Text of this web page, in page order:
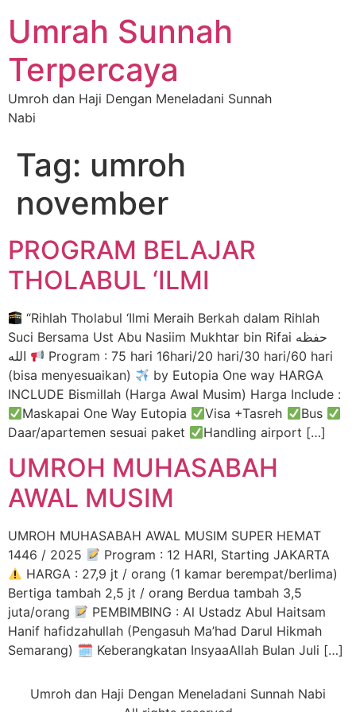
Umrah Sunnah
Terpercaya
Umroh dan Haji Dengan Meneladani Sunnah
Nabi
Tag: umroh
november
PROGRAM BELAJAR
THOLABUL ‘ILMI
“Rihlah Tholabul ‘Ilmi Meraih Berkah dalam Rihlah
Suci Bersama Ust Abu Nasiim Mukhtar bin Rifai حفظه
Program : 75 hari 16hari/20 hari/30 hari/60 hari
(bisa menyesuaikan)
by Eutopia One way HARGA
INCLUDE Bismillah (Harga Awal Musim) Harga Include :
Maskapai One Way Eutopia
Visa +Tasreh
Bus
Daar/apartemen sesuai paket
Handling airport […]
UMROH MUHASABAH
AWAL MUSIM
UMROH MUHASABAH AWAL MUSIM SUPER HEMAT
1446 / 2025
Program : 12 HARI, Starting JAKARTA
HARGA : 27,9 jt / orang (1 kamar berempat/berlima)
Bertiga tambah 2,5 jt / orang Berdua tambah 3,5
juta/orang
PEMBIMBING : Al Ustadz Abul Haitsam
Hanif hafidzahullah (Pengasuh Ma’had Darul Hikmah
Semarang) 🗓 Keberangkatan InsyaaAllah Bulan Juli […]
Umroh dan Haji Dengan Meneladani Sunnah Nabi